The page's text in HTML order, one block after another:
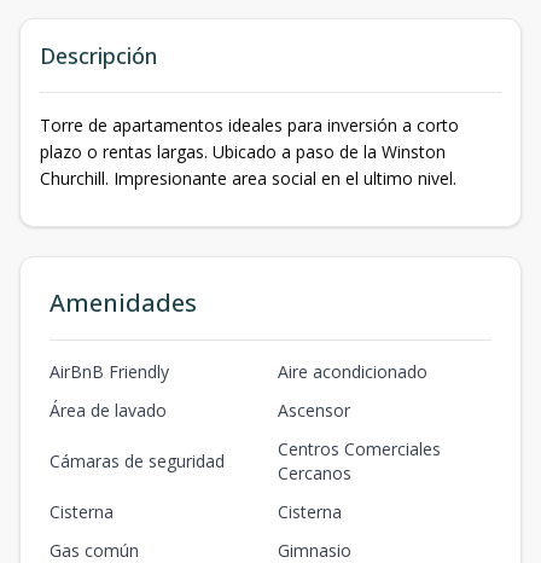
Descripción
Torre de apartamentos ideales para inversión a corto
plazo o rentas largas. Ubicado a paso de la Winston
Churchill. Impresionante area social en el ultimo nivel.
Amenidades
AirBnB Friendly
Aire acondicionado
Área de lavado
Ascensor
Cámaras de seguridad
Centros Comerciales
Cercanos
Cisterna
Cisterna
Gas común
Gimnasio